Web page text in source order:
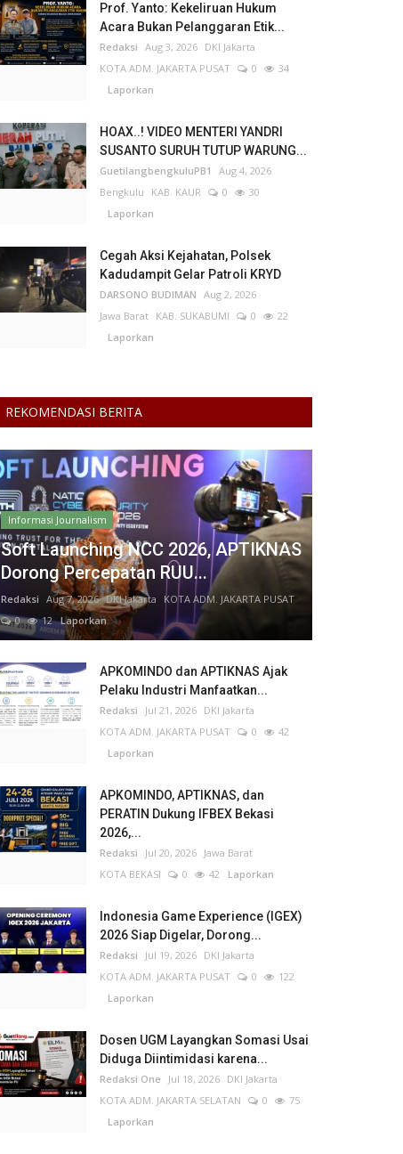
Prof. Yanto: Kekeliruan Hukum
Acara Bukan Pelanggaran Etik...
Redaksi Aug 3, 2026 DKI Jakarta
KOTA ADM. JAKARTA PUSAT
0
34
Laporkan
HOAX..! VIDEO MENTERI YANDRI
SUSANTO SURUH TUTUP WARUNG...
GuetilangbengkuluPB1
Aug 4, 2026
Bengkulu
KAB. KAUR 0
30
Laporkan
Cegah Aksi Kejahatan, Polsek
Kadudampit Gelar Patroli KRYD
DARSONO BUDIMAN Aug 2, 2026
Jawa Barat KAB. SUKABUMI 0
22
Laporkan
REKOMENDASI BERITA
Informasi Journalism
Soft Launching NCC 2026, APTIKNAS
Dorong Percepatan RUU...
Redaksi Aug 7, 2026 DKI Jakarta
KOTA ADM. JAKARTA PUSAT
0
12Laporkan
APKOMINDO dan APTIKNAS Ajak
Pelaku Industri Manfaatkan...
Redaksi Jul 21, 2026 DKI Jakarta
KOTA ADM. JAKARTA PUSAT
0
42
Laporkan
APKOMINDO, APTIKNAS, dan
PERATIN Dukung IFBEX Bekasi
2026,...
Redaksi Jul 20, 2026 Jawa Barat
KOTA BEKASI
0 42 Laporkan
Indonesia Game Experience (IGEX)
2026 Siap Digelar, Dorong...
Redaksi Jul 19, 2026 DKI Jakarta
KOTA ADM. JAKARTA PUSAT
0
122
Laporkan
Dosen UGM Layangkan Somasi Usai
Diduga Diintimidasi karena...
Redaksi One Jul 18, 2026 DKI Jakarta
KOTA ADM. JAKARTA SELATAN
0
75
Laporkan